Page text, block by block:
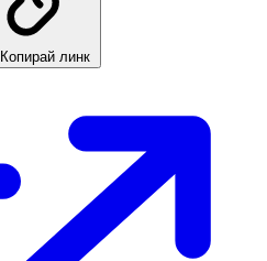
Копирай линк